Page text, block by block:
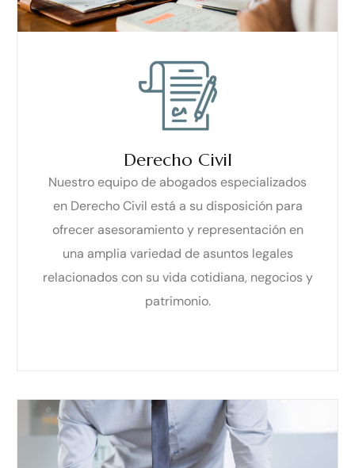
Derecho Civil
Nuestro equipo de abogados especializados
en Derecho Civil está a su disposición para
ofrecer asesoramiento y representación en
una amplia variedad de asuntos legales
relacionados con su vida cotidiana, negocios y
patrimonio.